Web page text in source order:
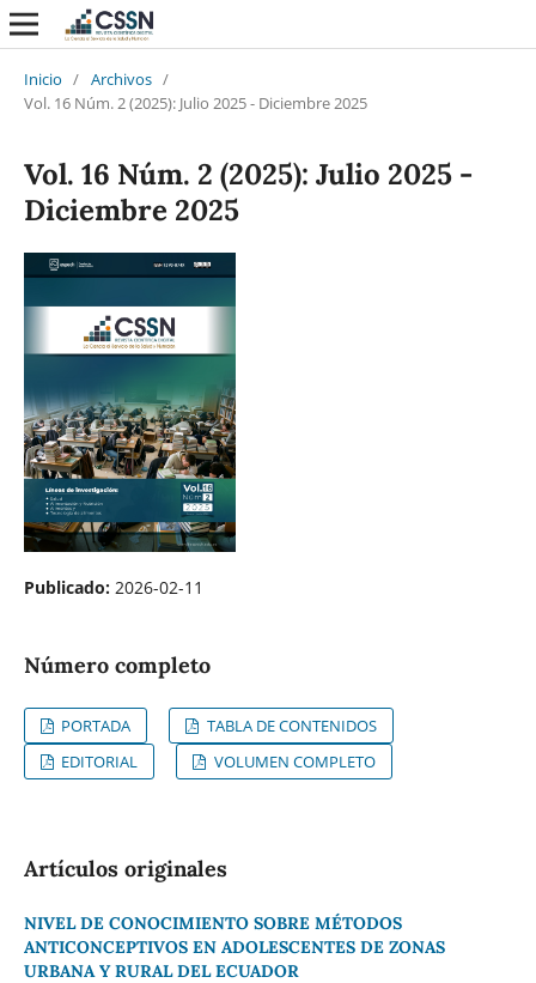
Inicio / Archivos /
Vol. 16 Núm. 2 (2025): Julio 2025 - Diciembre 2025
Vol. 16 Núm. 2 (2025): Julio 2025 -
Diciembre 2025
Publicado: 2026-02-11
Número completo
PORTADA
TABLA DE CONTENIDOS
EDITORIAL
VOLUMEN COMPLETO
Artículos originales
NIVEL DE CONOCIMIENTO SOBRE MÉTODOS
ANTICONCEPTIVOS EN ADOLESCENTES DE ZONAS
URBANA Y RURAL DEL ECUADOR